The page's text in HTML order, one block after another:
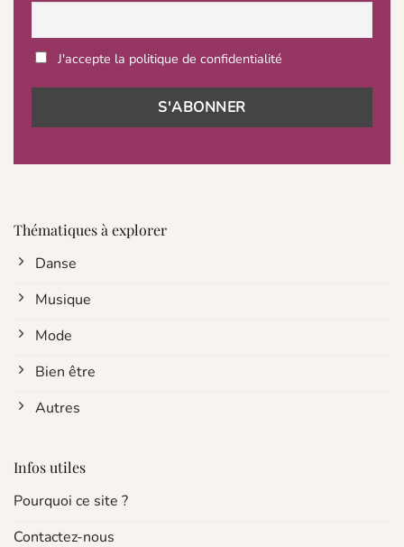
J'accepte la politique de confidentialité
Thématiques à explorer
Danse
Musique
Mode
Bien être
Autres
Infos utiles
Pourquoi ce site ?
Contactez-nous